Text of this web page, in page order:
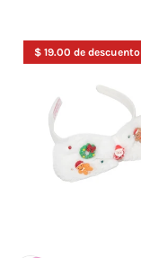
$ 19.00 de descuento